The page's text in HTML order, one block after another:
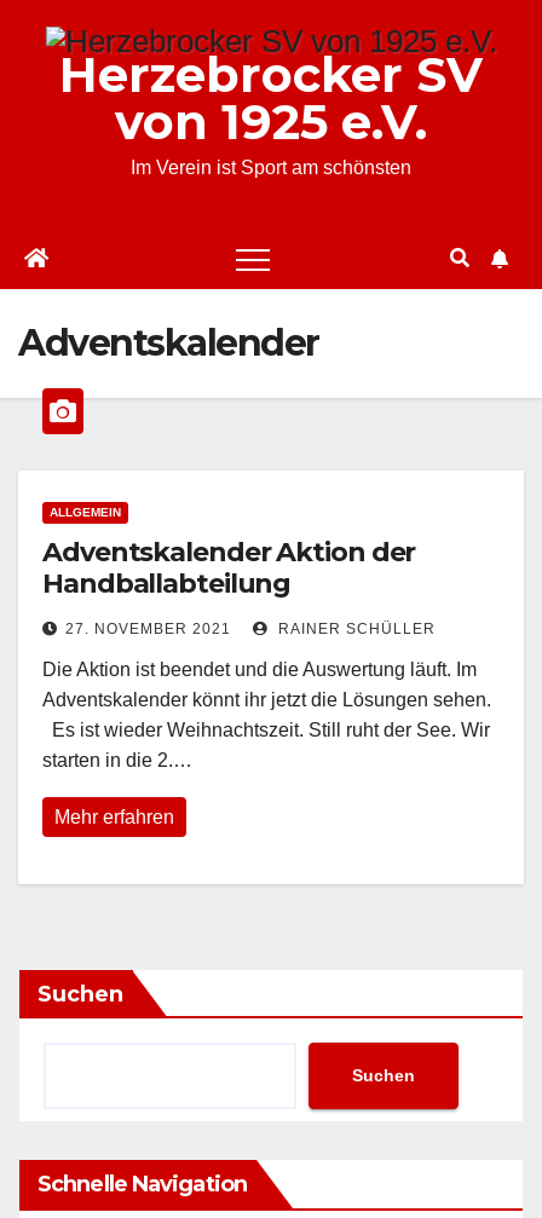
springenHerzebrocker SV
von 1925 e.V.
Im Verein ist Sport am schönsten
Adventskalender
ALLGEMEIN
Adventskalender Aktion der
Handballabteilung
27. NOVEMBER 2021 RAINER SCHÜLLER
Die Aktion ist beendet und die Auswertung läuft. Im
Adventskalender könnt ihr jetzt die Lösungen sehen.
Es ist wieder Weihnachtszeit. Still ruht der See. Wir
starten in die 2.…
Mehr erfahren
Suchen
Suchen
Schnelle Navigation